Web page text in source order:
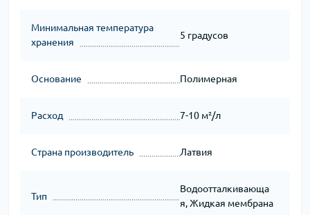
Минимальная температура
хранения
5 градусов
Основание Полимерная
Расход 7-10 м²/л
Страна производитель Латвия
Тип
Водоотталкивающа
я, Жидкая мембрана